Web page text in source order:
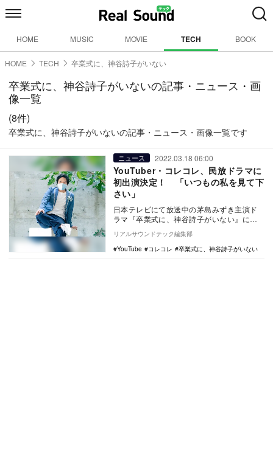
HOME MUSIC MOVIE TECH BOOK
HOME TECH 卒業式に、神谷詩子がいない
卒業式に、神谷詩子がいないの記事・ニュース・画
像一覧
(8件)
卒業式に、神谷詩子がいないの記事・ニュース・画像一覧です
ニュース 2022.03.18 06:00
YouTuber・コレコレ、民放ドラマに
初出演決定！ 「いつもの私を見て下
さい」
日本テレビにて放送中の茅島みずき主演ド
ラマ『卒業式に、神谷詩子がいない』に、
YouTuberのコレコレが出演することがわか
った。…
リアルサウンドテック編集部
YouTube
コレコレ 卒業式に、神谷詩子がいない